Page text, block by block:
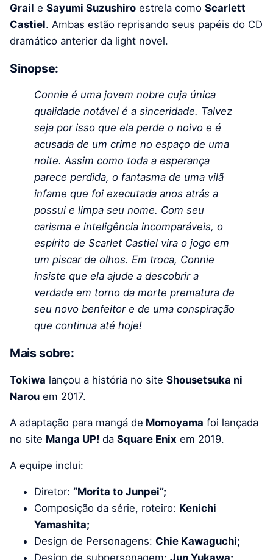
Grail e Sayumi Suzushiro estrela como Scarlett
Castiel. Ambas estão reprisando seus papéis do CD
dramático anterior da light novel.
Sinopse:
Connie é uma jovem nobre cuja única
qualidade notável é a sinceridade. Talvez
seja por isso que ela perde o noivo e é
acusada de um crime no espaço de uma
noite. Assim como toda a esperança
parece perdida, o fantasma de uma vilã
infame que foi executada anos atrás a
possui e limpa seu nome. Com seu
carisma e inteligência incomparáveis, o
espírito de Scarlet Castiel vira o jogo em
um piscar de olhos. Em troca, Connie
insiste que ela ajude a descobrir a
verdade em torno da morte prematura de
seu novo benfeitor e de uma conspiração
que continua até hoje!
Mais sobre:
Tokiwa lançou a história no site Shousetsuka ni
Narou em 2017.
A adaptação para mangá de Momoyama foi lançada
no site Manga UP! da Square Enix em 2019.
A equipe inclui:
Diretor: “Morita to Junpei”;
Composição da série, roteiro: Kenichi
Yamashita;
Design de Personagens: Chie Kawaguchi;